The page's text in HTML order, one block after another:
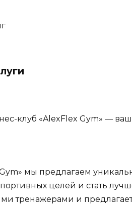
клуб «AlexFlex Gym» —
мы предлагаем
целей и стать
тренажерами и